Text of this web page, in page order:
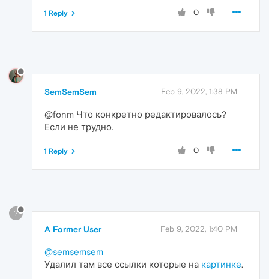
0
1 Reply
SemSemSem Feb 9, 2022, 1:38 PM
@fonm Что конкретно редактировалось?
Если не трудно.
0
1 Reply
?
A Former User Feb 9, 2022, 1:40 PM
@semsemsem
Удалил там все ссылки которые на картинке.